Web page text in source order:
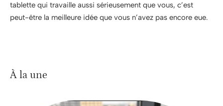
tablette qui travaille aussi sérieusement que vous, c’est
peut-être la meilleure idée que vous n’avez pas encore eue.
À la une